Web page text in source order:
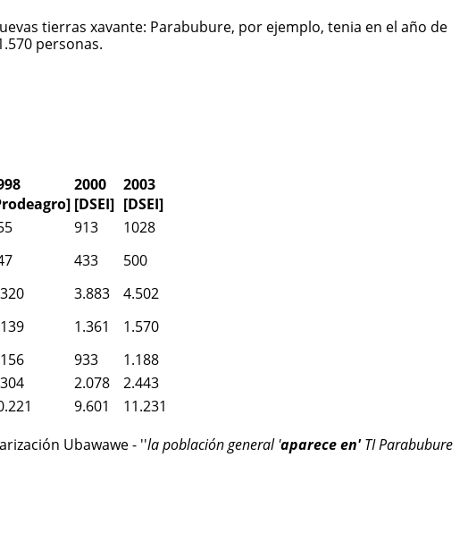
tierras xavante: Parabubure, por ejemplo, tenia en el año de
personas.
2000
[DSEI]
2003
[DSEI]
913
1028
433
500
3.883
4.502
1.361
1.570
933
1.188
2.078
2.443
9.601
11.231
Ubawawe - ''la población general 'aparece en'TI Parabubure